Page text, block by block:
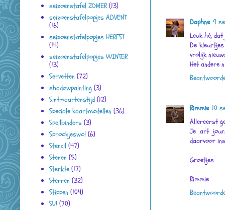
Daphne 9
Leuk hè,
De
vrolijk
Het andere
Rimmie 10
Allereerst
Je art
daarvoor
Groetjes
Rimmie
seizoenstafel ZOMER (13)
seizoenstafelpopjes ADVENT
(16)
seizoenstafelpopjes HERFST
(14)
seizoenstafelpopjes WINTER
(13)
Servetten (72)
shadowpainting (3)
Sintmaartenstijd (12)
Speciale kaartmodellen (36)
Spellbinders (3)
Sprookjeswol (6)
Stencil (47)
Stenen (5)
Sterkte (17)
Sterren (32)
Stippen (104)
SU! (70)